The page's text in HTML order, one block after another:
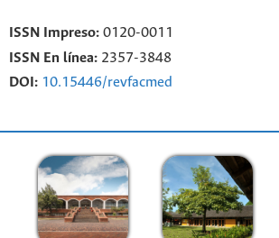
ISSN Impreso: 0120-0011
ISSN En línea: 2357-3848
DOI: 10.15446/revfacmed